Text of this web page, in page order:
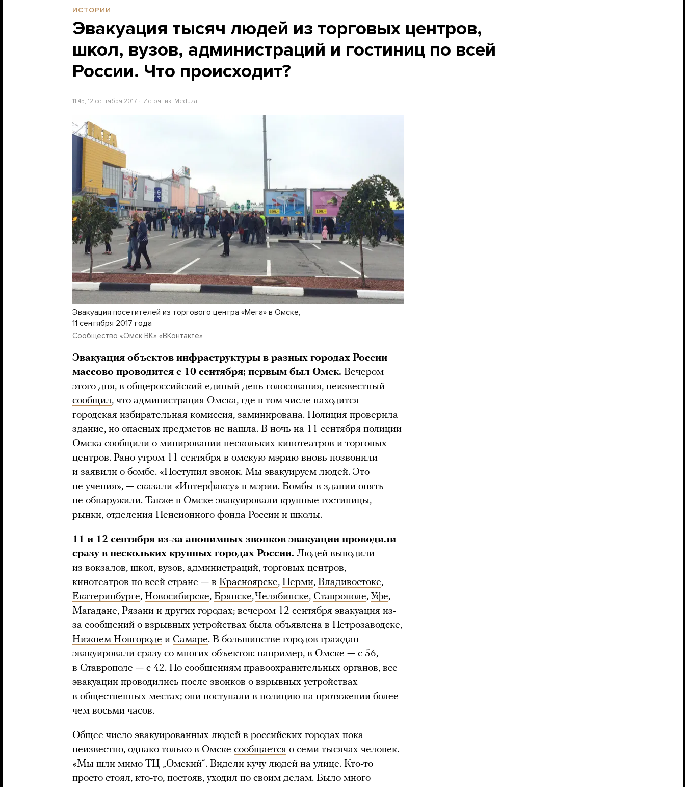
ИСТОРИИ
Эвакуация тысяч людей из торговых центров,
школ, вузов, администраций и гостиниц по всей
России. Что происходит?
11:45, 12 сентября 2017 Источник: Meduza
Эвакуация посетителей из торгового центра «Мега» в Омске,
11 сентября 2017 года
Cообщество «Омск ВК» «ВКонтакте»
Эвакуация объектов инфраструктуры в разных городах России
массово проводится с 10 сентября; первым был Омск. Вечером
этого дня, в общероссийский единый день голосования, неизвестный
сообщил, что администрация Омска, где в том числе находится
городская избирательная комиссия, заминирована. Полиция проверила
здание, но опасных предметов не нашла. В ночь на 11 сентября полиции
Омска сообщили о минировании нескольких кинотеатров и торговых
центров. Рано утром 11 сентября в омскую мэрию вновь позвонили
и заявили о бомбе. «Поступил звонок. Мы эвакуируем людей. Это
не учения», — сказали «Интерфаксу» в мэрии. Бомбы в здании опять
не обнаружили. Также в Омске эвакуировали крупные гостиницы,
рынки, отделения Пенсионного фонда России и школы.
11 и 12 сентября из-за анонимных звонков эвакуации проводили
сразу в нескольких крупных городах России. Людей выводили
из вокзалов, школ, вузов, администраций, торговых центров,
кинотеатров по всей стране — в Красноярске, Перми, Владивостоке,
Екатеринбурге, Новосибирске, Брянске,Челябинске, Ставрополе, Уфе,
Магадане, Рязани и других городах; вечером 12 сентября эвакуация из-
за сообщений о взрывных устройствах была объявлена в Петрозаводске,
Нижнем Новгороде и Самаре. В большинстве городов граждан
эвакуировали сразу со многих объектов: например, в Омске — с 56,
в Ставрополе — с 42. По сообщениям правоохранительных органов, все
эвакуации проводились после звонков о взрывных устройствах
в общественных местах; они поступали в полицию на протяжении более
чем восьми часов.
Общее число эвакуированных людей в российских городах пока
неизвестно, однако только в Омске сообщается о семи тысячах человек.
«Мы шли мимо ТЦ „Омский“. Видели кучу людей на улице. Кто-то
просто стоял, кто-то, постояв, уходил по своим делам. Было много